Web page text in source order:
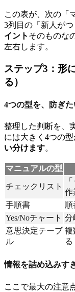
この表が、次の「
3列目の「新人がつ
イント そのものな
左右します。
ステップ3：形
る）
4つの型を、防ぎ
整理した判断を、
には大きく4つの型
い分けます。
マニュアルの型
チェックリスト
作
手順書
順
Yes/Noチャート 分
意思決定テーブ
ル
複
る
情報を詰め込みす
ここで最大の注意